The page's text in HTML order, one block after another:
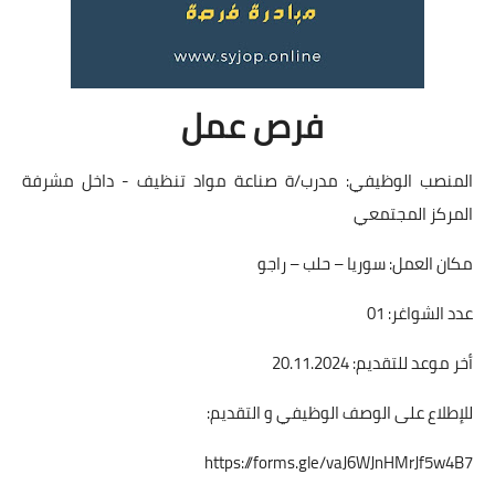
فرص عمل
المنصب الوظيفي: مدرب/ة صناعة مواد تنظيف - داخل مشرفة
المركز المجتمعي
مكان العمل: سوريا – حلب – راجو
عدد الشواغر: 01
أخر موعد للتقديم: 20.11.2024
للإطلاع على الوصف الوظيفي و التقديم:
https://forms.gle/vaJ6WJnHMrJf5w4B7